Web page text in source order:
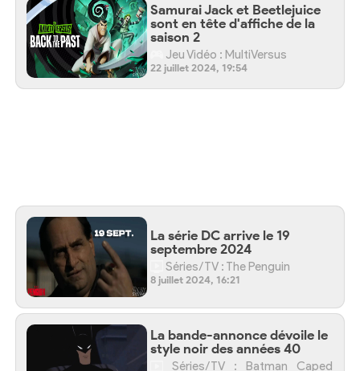
Samurai Jack et Beetlejuice
sont en tête d'affiche de la
saison 2
Jeu Vidéo : MultiVersus
22 juillet 2024, 19:54
La série DC arrive le 19
septembre 2024
Séries/TV : The Penguin
8 juillet 2024, 16:21
La bande-annonce dévoile le
style noir des années 40
Séries/TV : Batman Caped